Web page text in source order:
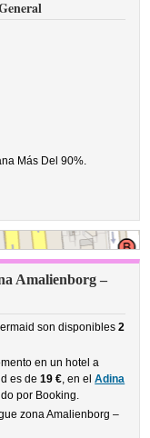
Más Del 90%.
Amalienborg –
son disponibles 2
en un hotel a
es de19 €, en elAdina
por Booking.
zona Amalienborg –